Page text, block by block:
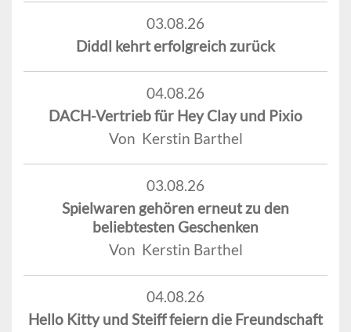
03.08.26
Diddl kehrt erfolgreich zurück
04.08.26
DACH-Vertrieb für Hey Clay und Pixio
Von Kerstin Barthel
03.08.26
Spielwaren gehören erneut zu den
beliebtesten Geschenken
Von Kerstin Barthel
04.08.26
Hello Kitty und Steiff feiern die Freundschaft